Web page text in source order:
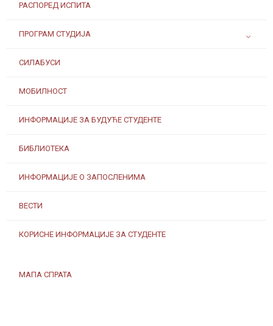
РАСПОРЕД ИСПИТА
ПРОГРАМ СТУДИЈА
СИЛАБУСИ
МОБИЛНОСТ
ИНФОРМАЦИЈЕ ЗА БУДУЋЕ СТУДЕНТЕ
БИБЛИОТЕКА
ИНФОРМАЦИЈЕ О ЗАПОСЛЕНИМА
ВЕСТИ
КОРИСНЕ ИНФОРМАЦИЈЕ ЗА СТУДЕНТЕ
МАПА СПРАТА